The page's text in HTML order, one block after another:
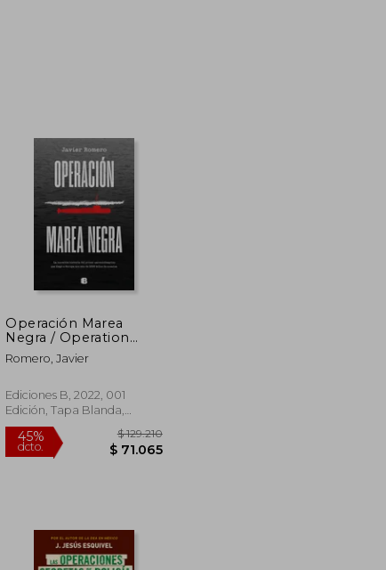
$ 295.162 45%
Operación Marea
Negra / Operation
Black Tide
Romero, Javier
Ediciones B, 2022, 001
Edición, Tapa Blanda,
Nuevo